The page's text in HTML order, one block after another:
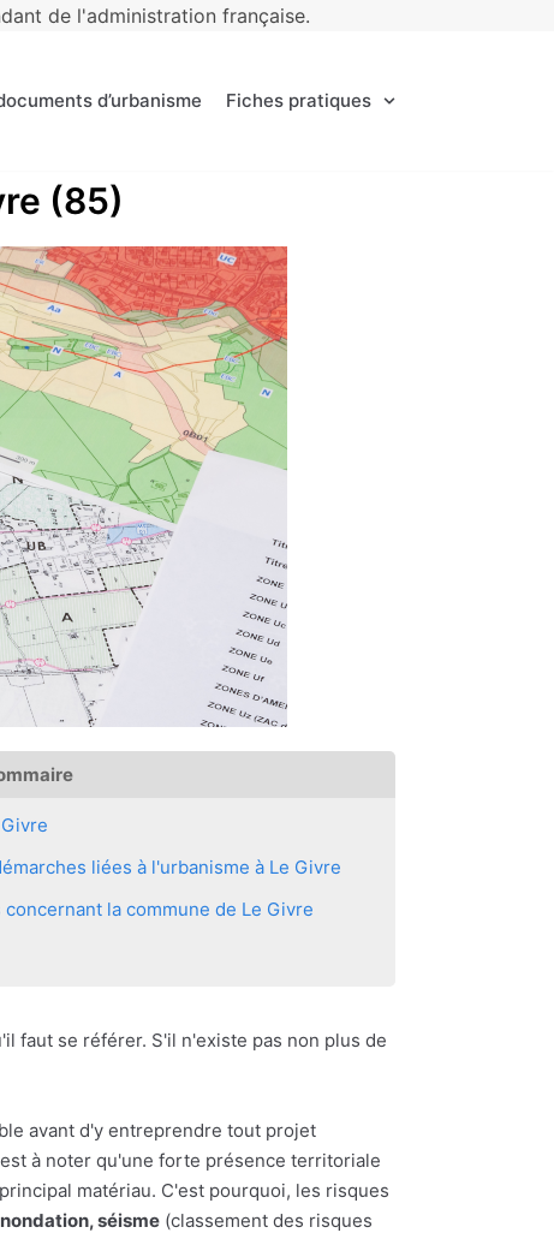
de l'administration française.
d’urbanisme Fiches pratiques
(85)
liées à l'urbanisme à Le Givre
la commune de Le Givre
faut se référer. S'il n'existe pas non plus de
avant d'y entreprendre tout projet
à noter qu'une forte présence territoriale
matériau. C'est pourquoi, les risques
séisme (classement des risques